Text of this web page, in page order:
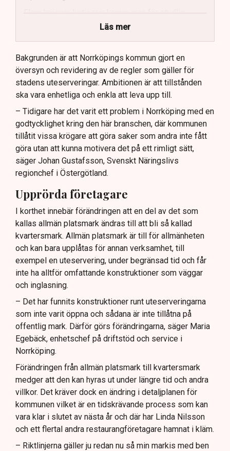
Flera krögare kritiserar kommunen för otydlig
Kommunen vill skapa enhetliga regler för
uteserveringar.
Lindas Kula ställer in uteserveringen för
sommaren.
Läs mer
Bakgrunden är att Norrköpings kommun gjort en
översyn och revidering av de regler som gäller för
stadens uteserveringar. Ambitionen är att tillstånden
ska vara enhetliga och enkla att leva upp till.
– Tidigare har det varit ett problem i Norrköping med en
godtycklighet kring den här branschen, där kommunen
tillåtit vissa krögare att göra saker som andra inte fått
göra utan att kunna motivera det på ett rimligt sätt,
säger Johan Gustafsson, Svenskt Näringslivs
regionchef i Östergötland.
Upprörda företagare
I korthet innebär förändringen att en del av det som
kallas allmän platsmark ändras till att bli så kallad
kvartersmark. Allmän platsmark är till för allmänheten
och kan bara upplåtas för annan verksamhet, till
exempel en uteservering, under begränsad tid och får
inte ha alltför omfattande konstruktioner som väggar
och inglasning.
– Det har funnits konstruktioner runt uteserveringarna
som inte varit öppna och sådana är inte tillåtna på
offentlig mark. Därför görs förändringarna, säger Maria
Egebäck, enhetschef på driftstöd och service i
Norrköping.
Förändringen från allmän platsmark till kvartersmark
medger att den kan hyras ut under längre tid och andra
villkor. Det kräver dock en ändring i detaljplanen för
kommunen vilket är en tidskrävande process som kan
vara klar i slutet av nästa år och där har Linda Nilsson
och ett flertal andra restaurangföretagare hamnat i kläm.
– Riktlinjerna gäller ju redan nu så min markis med ben